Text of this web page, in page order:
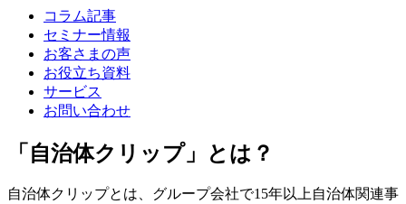
コラム記事
セミナー情報
お客さまの声
お役立ち資料
サービス
お問い合わせ
「自治体クリップ」とは？
自治体クリップとは、グループ会社で15年以上自治体関連事